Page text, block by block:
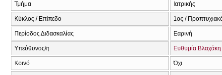
Τμήμα Ιατρικής
Κύκλος / Επίπεδο 1ος /
Περίοδος Διδασκαλίας Εαρινή
Υπεύθυνος/η Ευθυμία Βλαχάκη
Κοινό Όχι